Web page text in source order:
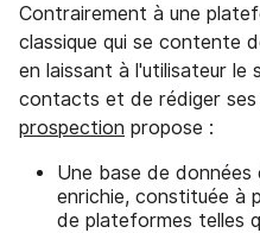
Contrairement à une
classique qui se contente
en laissant à l'utilisateur
contacts et de rédiger ses
prospection propose :
Une base de
enrichie, constituée à
de plateformes telles